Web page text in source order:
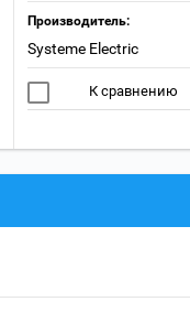
Производитель:
Systeme Electric
К сравнению